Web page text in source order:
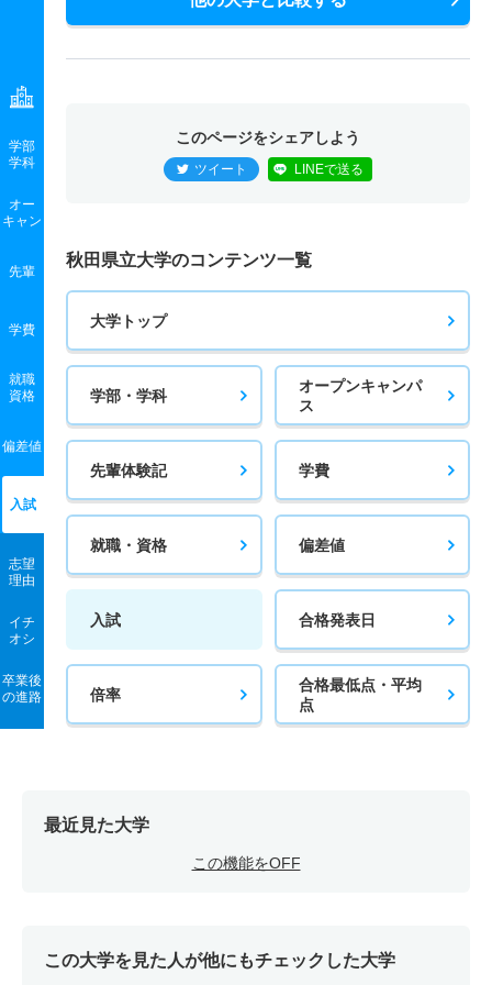
学部
学科
オー
キャン
先輩
学費
就職
資格
偏差値
入試
志望
理由
イチ
オシ
卒業後
の進路
このページをシェアしよう
ツイート LINEで送る
秋田県立大学のコンテンツ一覧
大学トップ
学部・学科
オープンキャンパ
ス
先輩体験記 学費
就職・資格 偏差値
入試 合格発表日
倍率
合格最低点・平均
点
最近見た大学
この機能をOFF
この大学を見た人が他にもチェックした大学